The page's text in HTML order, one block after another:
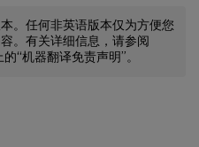
。任何非英语版本仅为方便您
。有关详细信息，请参阅
的“机器翻译免责声明”。